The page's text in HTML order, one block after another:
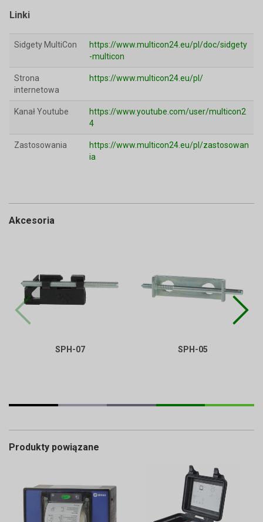
Linki
Sidgety MultiCon
https://www.multicon24.eu/pl/doc/sidgety
-multicon
Strona
internetowa
https://www.multicon24.eu/pl/
Kanał Youtube
https://www.youtube.com/user/multicon2
4
Zastosowania
https://www.multicon24.eu/pl/zastosowan
ia
Akcesoria
SPH-07 SPH-05
Produkty powiązane